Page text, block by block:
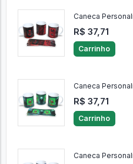
Caneca
R$ 37,71
Carrinho
Caneca
R$ 37,71
Carrinho
Caneca